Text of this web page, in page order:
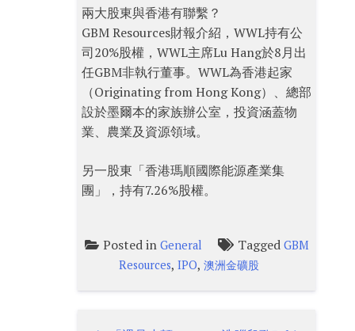
兩大股東與香港有聯繫？
GBM Resources財報介紹，WWL持有公
司20%股權，WWL主席Lu Hang於8月出
任GBM非執行董事。WWL為香港起家
（Originating from Hong Kong）、總部
設於墨爾本的家族辦公室，投資涵蓋物
業、農業及資源領域。
另一股東「香港瑪順國際能源產業集
團」，持有7.26%股權。
Posted in General Tagged GBM
Resources, IPO, 澳洲金礦股